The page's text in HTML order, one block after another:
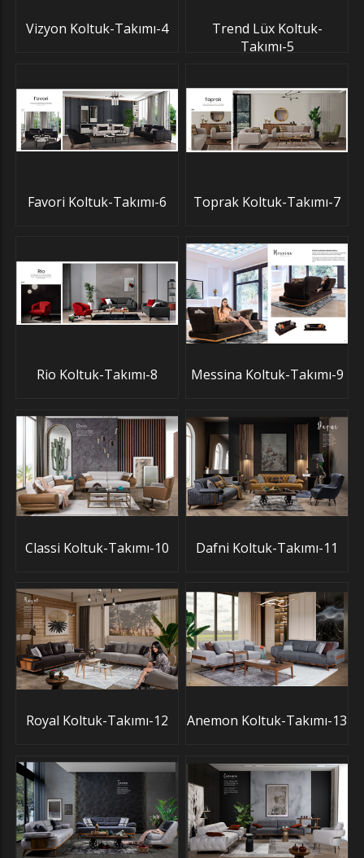
Vizyon Koltuk-Takımı-4
Trend Lüx Koltuk-
Takımı-5
Favori Koltuk-Takımı-6 Toprak Koltuk-Takımı-7
Rio Koltuk-Takımı-8 Messina Koltuk-Takımı-9
Classi Koltuk-Takımı-10 Dafni Koltuk-Takımı-11
Royal Koltuk-Takımı-12 Anemon Koltuk-Takımı-13